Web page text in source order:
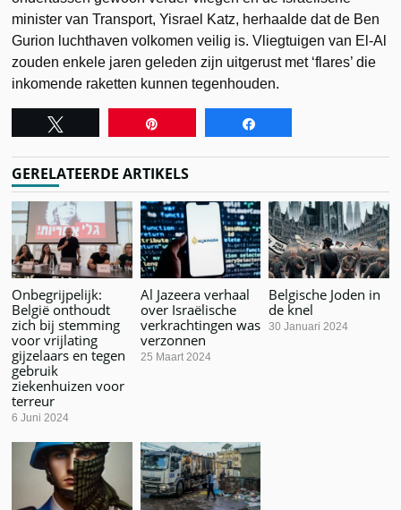
minister van Transport, Yisrael Katz, herhaalde dat de Ben
Gurion luchthaven volkomen veilig is. Vliegtuigen van El-Al
zouden enkele jaren geleden zijn uitgerust met ‘flares’ die
inkomende raketten kunnen tegenhouden.
GERELATEERDE ARTIKELS
Onbegrijpelijk:
België onthoudt
zich bij stemming
voor vrijlating
gijzelaars en tegen
gebruik
ziekenhuizen voor
terreur
6 Juni 2024
Al Jazeera verhaal
over Israëlische
verkrachtingen was
verzonnen
25 Maart 2024
Belgische Joden in
de knel
30 Januari 2024